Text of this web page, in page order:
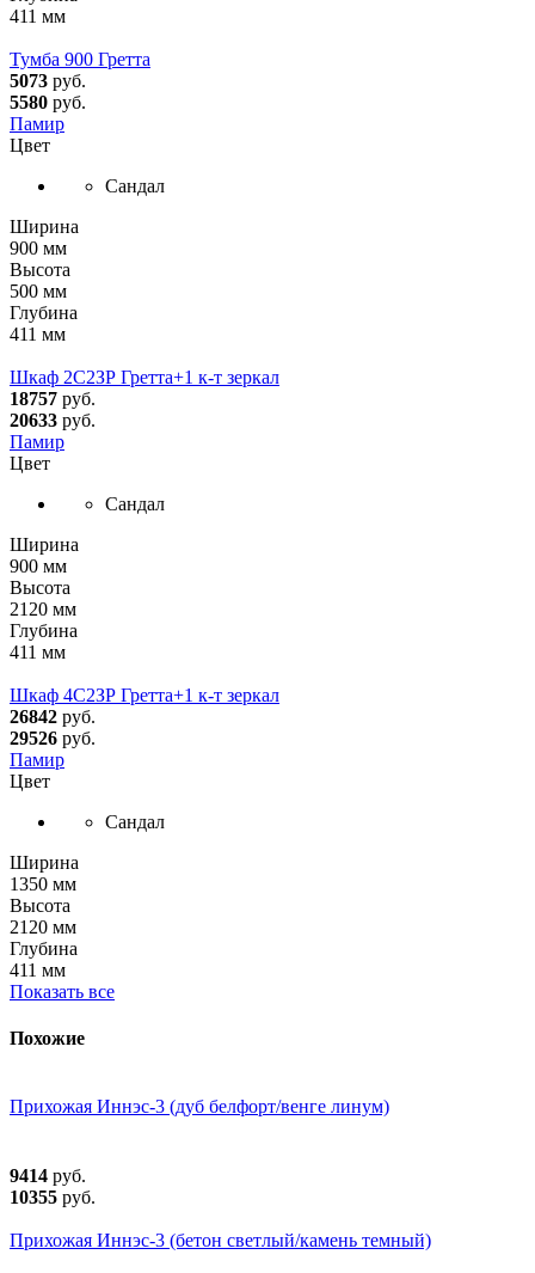
411 мм
Тумба 900 Гретта
5073 руб.
5580 руб.
Памир
Цвет
Сандал
Ширина
900 мм
Высота
500 мм
Глубина
411 мм
Шкаф 2С2ЗР Гретта+1 к-т зеркал
18757 руб.
20633 руб.
Памир
Цвет
Сандал
Ширина
900 мм
Высота
2120 мм
Глубина
411 мм
Шкаф 4С2ЗР Гретта+1 к-т зеркал
26842 руб.
29526 руб.
Памир
Цвет
Сандал
Ширина
1350 мм
Высота
2120 мм
Глубина
411 мм
Показать все
Похожие
Прихожая Иннэс-3 (дуб белфорт/венге линум)
9414 руб.
10355 руб.
Прихожая Иннэс-3 (бетон светлый/камень темный)